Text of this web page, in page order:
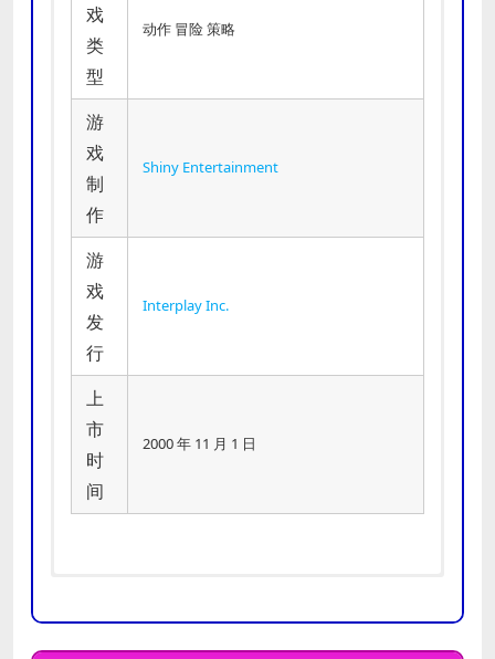
戏
类
型
动作 冒险 策略
游
戏
制
作
Shiny Entertainment
游
戏
发
行
Interplay Inc.
上
市
时
间
2000 年 11 月 1 日